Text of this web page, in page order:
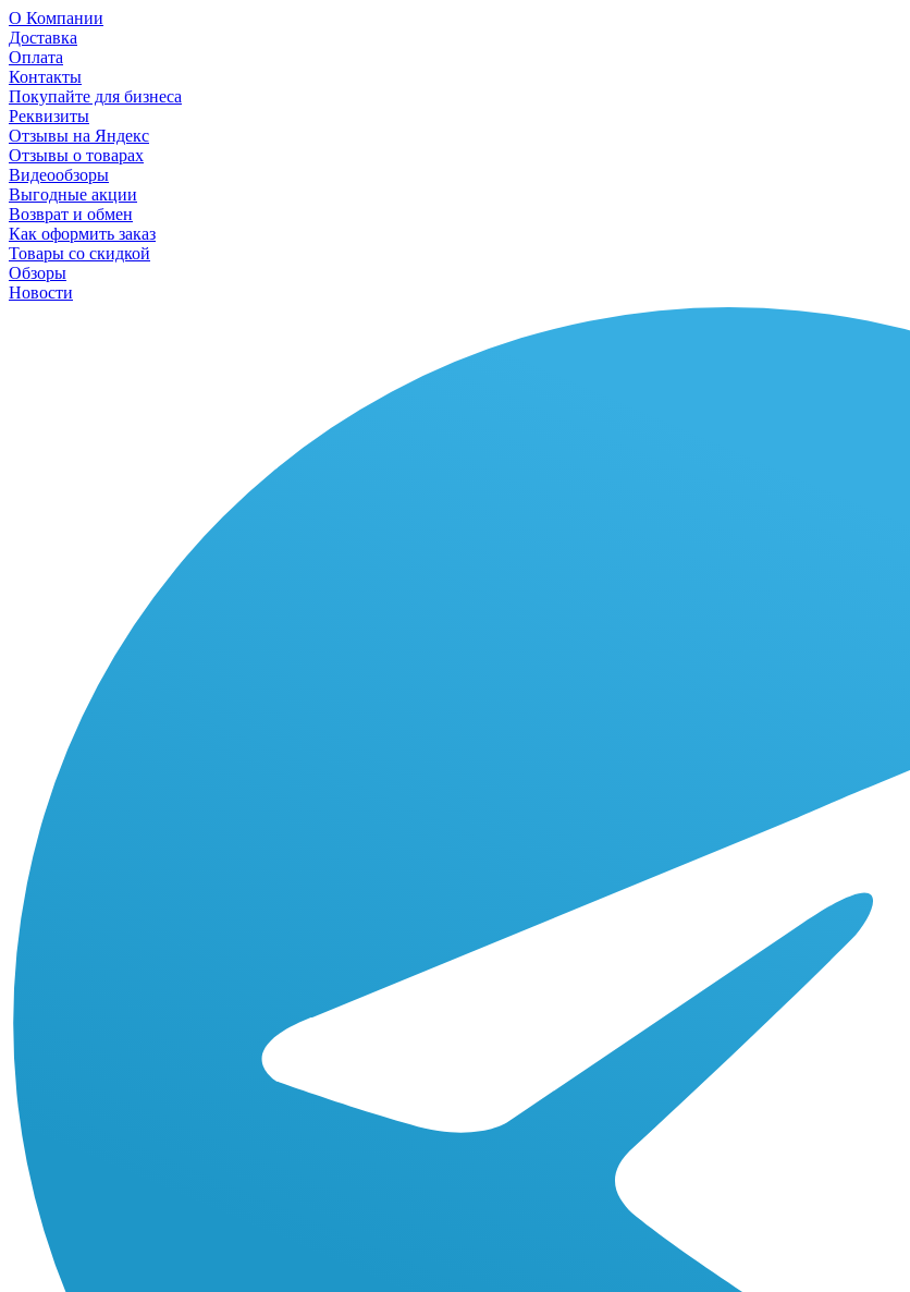
О Компании
Доставка
Оплата
Контакты
Покупайте для бизнеса
Реквизиты
Отзывы на Яндекс
Отзывы о товарах
Видеообзоры
Выгодные акции
Возврат и обмен
Как оформить заказ
Товары со скидкой
Обзоры
Новости